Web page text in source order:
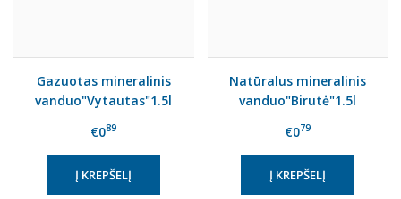
Gazuotas mineralinis
vanduo"Vytautas"1.5l
€089
Natūralus mineralinis
vanduo"Birutė"1.5l
€079